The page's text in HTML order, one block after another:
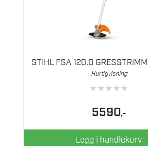
STIHL FSA 120.0
Hurtigvisning
★★★★★
5590,-
Legg i handlekurv